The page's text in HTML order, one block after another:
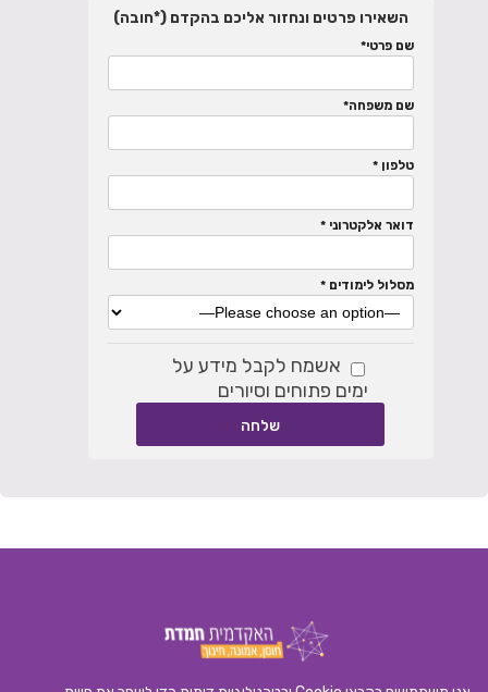
השאירו פרטים ונחזור אליכם בהקדם (*חובה)
שם פרטי*
שם משפחה*
טלפון *
דואר אלקטרוני *
מסלול לימודים *
אשמח לקבל מידע על
ימים פתוחים וסיורים